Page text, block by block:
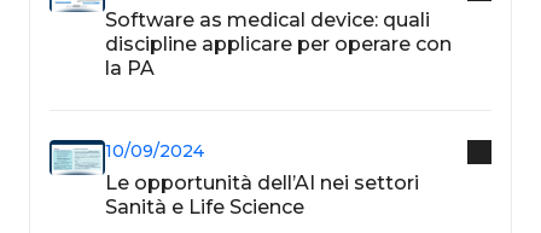
Software as medical device: quali
discipline applicare per operare con
la PA
10/09/2024
Le opportunità dell’AI nei settori
Sanità e Life Science